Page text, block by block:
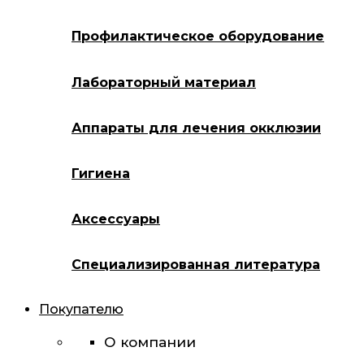
Профилактическое оборудование
Лабораторный материал
Аппараты для лечения окклюзии
Гигиена
Аксессуары
Специализированная литература
Покупателю
О компании